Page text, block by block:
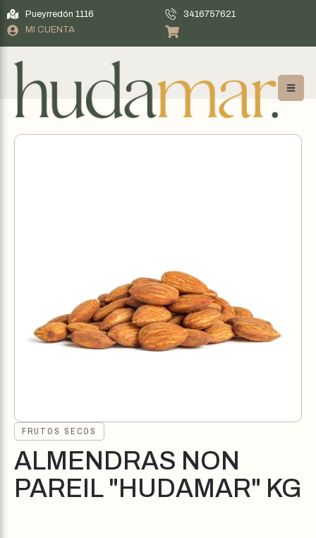
Pueyrredón 1116
3416757621
MI CUENTA
FRUTOS SECOS
ALMENDRAS NON
PAREIL "HUDAMAR" KG